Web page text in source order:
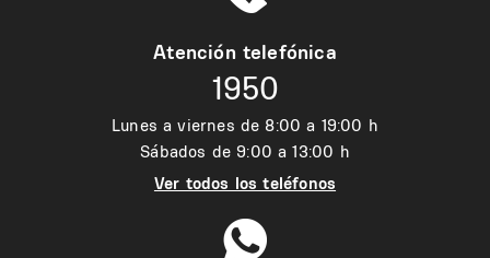
Atención telefónica
1950
Lunes a viernes de 8:00 a 19:00 h
Sábados de 9:00 a 13:00 h
Ver todos los teléfonos